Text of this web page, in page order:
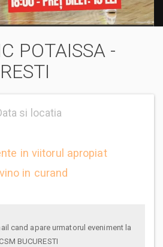
POTAISSA -
si locatia
in viitorul apropiat
in curand
BUCURESTI